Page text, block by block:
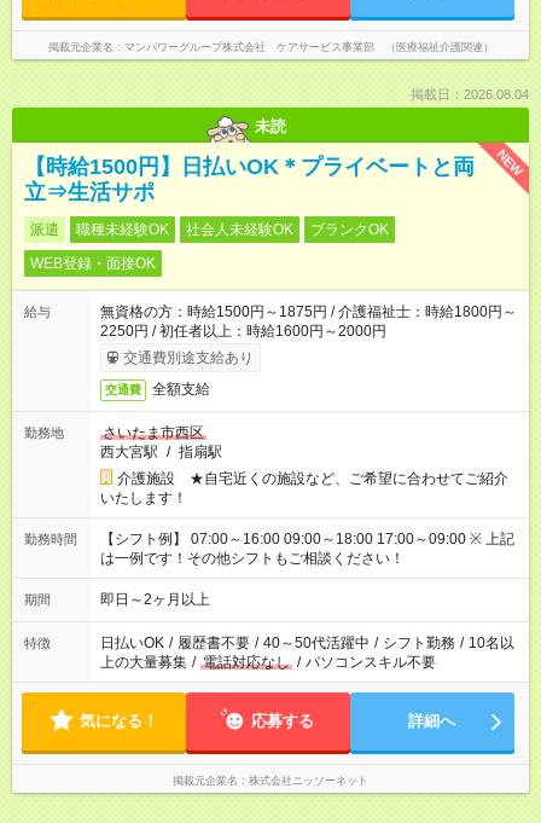
掲載元企業名 マンパワーグループ株式会社 ケアサービス事業部 （医療福祉介護関連）
掲載日：2026.08.04
未読
NEW
【時給1500円】日払いOK＊プライベートと両
立⇒生活サポ
派遣 職種未経験OK 社会人未経験OK
ブランクOK
WEB登録・面接OK
給与
無資格の方：時給1500円～1875円 / 介護福祉士：時給1800円～
2250円 / 初任者以上：時給1600円～2000円
交通費別途支給あり
交通費 全額支給
勤務地
さいたま市西区
西大宮駅 / 指扇駅
介護施設 ★自宅近くの施設など、ご希望に合わせてご紹介
いたします！
勤務時間
【シフト例】 07:00～16:00 09:00～18:00 17:00～09:00 ※ 上記
は一例です！その他シフトもご相談ください！
期間 即日～2ヶ月以上
特徴 日払いOK / 履歴書不要 / 40～50代活躍中 / シフト勤務 / 10名以
上の大量募集 / 電話対応なし / パソコンスキル不要
気になる！ 応募する 詳細へ
掲載元企業名 株式会社ニッソーネット